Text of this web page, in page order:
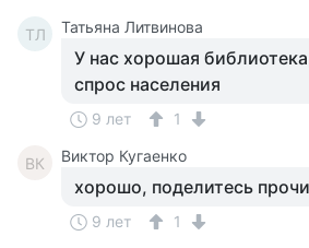
ТЛ Татьяна Литвинова
У нас хорошая
спрос населения
9 лет 1
ВК Виктор Кугаенко
хорошо, поделитесь
9 лет 1